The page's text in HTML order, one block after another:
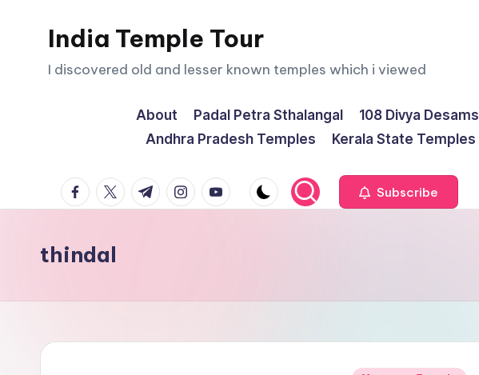
India Temple Tour
I discovered old and lesser known temples which i viewed
About Padal Petra Sthalangal 108 Divya Desams
Andhra Pradesh Temples
Kerala State Temples
facebook.com
twitter.com
t.me instagram.com
youtube.com Subscribe
thindal